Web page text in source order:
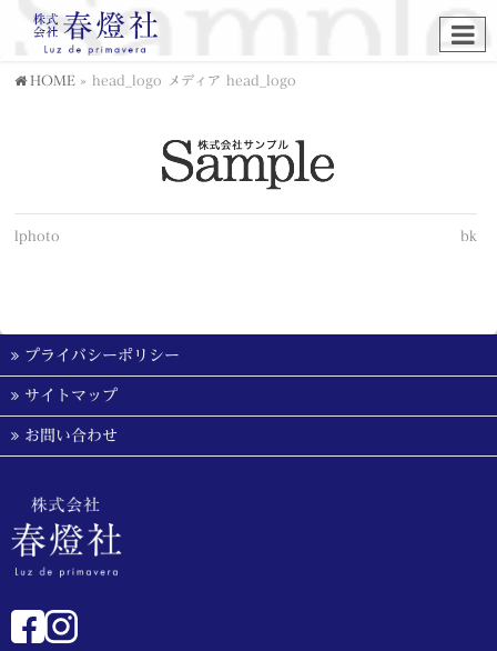
HOME » head_logo メディア head_logo
lphoto bk
プライバシーポリシー
サイトマップ
お問い合わせ